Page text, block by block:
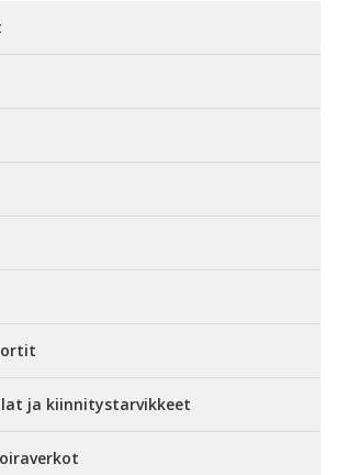
ja kiinnitystarvikkeet